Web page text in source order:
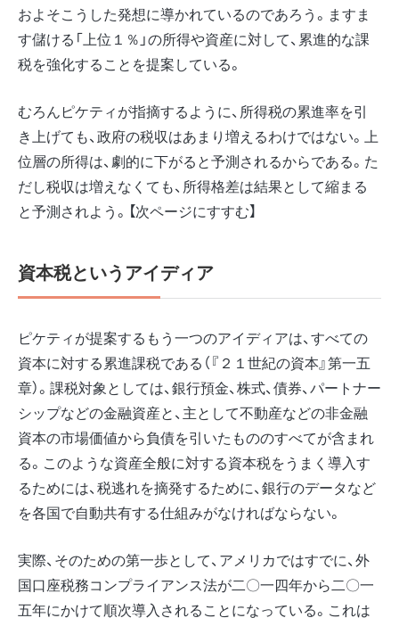
およそこうした発想に導かれているのであろう。ますま
す儲ける「上位１％」の所得や資産に対して、累進的な課
税を強化することを提案している。
むろんピケティが指摘するように、所得税の累進率を引
き上げても、政府の税収はあまり増えるわけではない。上
位層の所得は、劇的に下がると予測されるからである。た
だし税収は増えなくても、所得格差は結果として縮まる
と予測されよう。【次ページにすすむ】
資本税というアイディア
ピケティが提案するもう一つのアイディアは、すべての
資本に対する累進課税である（『２１世紀の資本』第一五
章）。課税対象としては、銀行預金、株式、債券、パートナー
シップなどの金融資産と、主として不動産などの非金融
資本の市場価値から負債を引いたもののすべてが含まれ
る。このような資産全般に対する資本税をうまく導入す
るためには、税逃れを摘発するために、銀行のデータなど
を各国で自動共有する仕組みがなければならない。
実際、そのための第一歩として、アメリカではすでに、外
国口座税務コンプライアンス法が二〇一四年から二〇一
五年にかけて順次導入されることになっている。これは